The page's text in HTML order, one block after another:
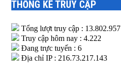
THỐNG KÊ TRUY CẬP
Tổng lượt truy cập : 13.802.957
Truy cập hôm nay : 4.222
Đang trực tuyến : 6
Địa chỉ IP : 216.73.217.143